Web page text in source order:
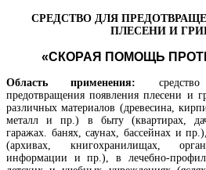
СРЕДСТВО ДЛЯ
ПЛЕСЕНИ И
«СКОРАЯ ПОМОЩЬ
Область применения:
предотвращения появления плесени и
различных материалов (древесина,
металл и пр.) в быту (квартирах,
гаражах. банях, саунах, бассейнах и
(архивах, книгохранилищах,
информации и пр.), в лечебно-